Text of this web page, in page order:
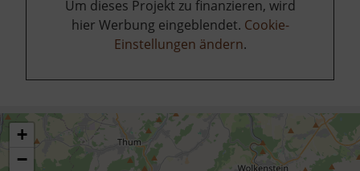
Um dieses Projekt zu finanzieren, wird
hier Werbung eingeblendet. Cookie-
Einstellungen ändern.
+
−